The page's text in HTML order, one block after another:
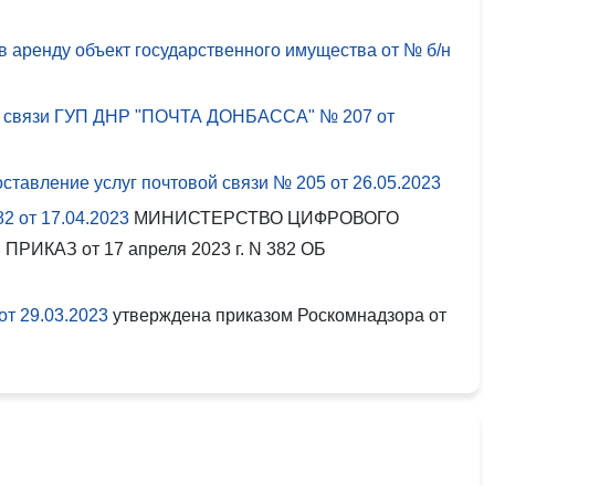
объект государственного имущества от № б/н
связи ГУП ДНР "ПОЧТА ДОНБАССА" № 207 от
услуг почтовой связи № 205 от 26.05.2023
от 17.04.2023 МИНИСТЕРСТВО ЦИФРОВОГО
от 17 апреля 2023 г. N 382 ОБ
29.03.2023 утверждена приказом Роскомнадзора от